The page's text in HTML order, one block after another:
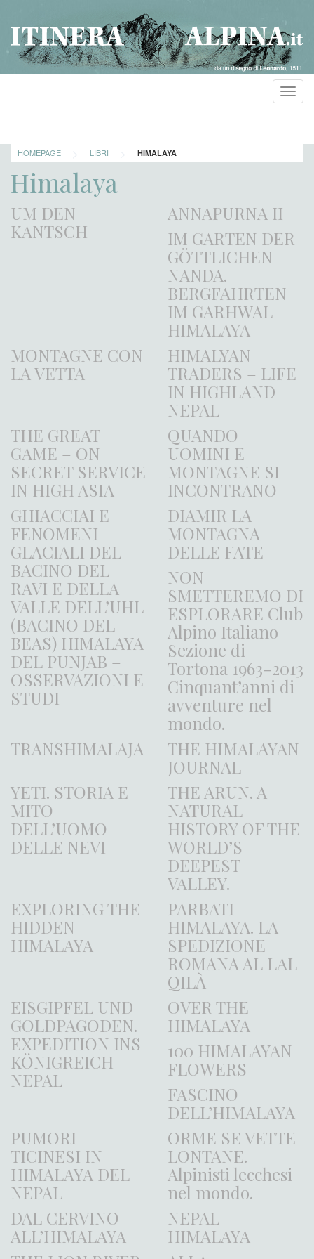
HOMEPAGE LIBRI HIMALAYA
Himalaya
UM DEN
KANTSCH
ANNAPURNA II
IM GARTEN DER
GÖTTLICHEN
NANDA.
BERGFAHRTEN
IM GARHWAL
HIMALAYA
MONTAGNE CON
LA VETTA
HIMALYAN
TRADERS – LIFE
IN HIGHLAND
NEPAL
THE GREAT
GAME – ON
SECRET SERVICE
IN HIGH ASIA
QUANDO
UOMINI E
MONTAGNE SI
INCONTRANO
GHIACCIAI E
FENOMENI
GLACIALI DEL
BACINO DEL
RAVI E DELLA
VALLE DELL’UHL
(BACINO DEL
BEAS) HIMALAYA
DEL PUNJAB –
OSSERVAZIONI E
STUDI
DIAMIR LA
MONTAGNA
DELLE FATE
NON
SMETTEREMO DI
ESPLORARE Club
Alpino Italiano
Sezione di
Tortona 1963-2013
Cinquant’anni di
avventure nel
mondo.
TRANSHIMALAJA
THE HIMALAYAN
JOURNAL
YETI. STORIA E
MITO
DELL’UOMO
DELLE NEVI
THE ARUN. A
NATURAL
HISTORY OF THE
WORLD’S
DEEPEST
VALLEY.
EXPLORING THE
HIDDEN
HIMALAYA
PARBATI
HIMALAYA. LA
SPEDIZIONE
ROMANA AL LAL
QILÀ
EISGIPFEL UND
GOLDPAGODEN.
EXPEDITION INS
KÖNIGREICH
NEPAL
OVER THE
HIMALAYA
100 HIMALAYAN
FLOWERS
FASCINO
DELL’HIMALAYA
PUMORI
TICINESI IN
HIMALAYA DEL
NEPAL
ORME SE VETTE
LONTANE.
Alpinisti lecchesi
nel mondo.
DAL CERVINO
ALL’HIMALAYA
NEPAL
HIMALAYA